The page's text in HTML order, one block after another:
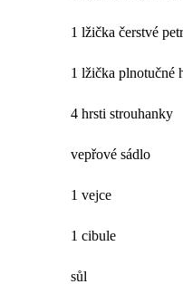
1 lžička čerstvé
1 lžička plnotučné
4 hrsti strouhanky
vepřové sádlo
1 vejce
1 cibule
sůl